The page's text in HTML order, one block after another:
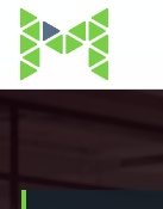
Servizi